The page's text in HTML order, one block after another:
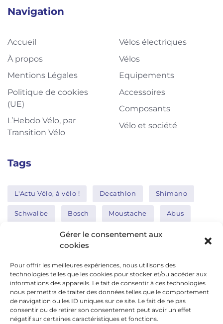
Gérer le consentement aux
cookies
Pour offrir les meilleures expériences, nous utilisons des
technologies telles que les cookies pour stocker et/ou accéder aux
informations des appareils. Le fait de consentir à ces technologies
nous permettra de traiter des données telles que le comportement
de navigation ou les ID uniques sur ce site. Le fait de ne pas
consentir ou de retirer son consentement peut avoir un effet
négatif sur certaines caractéristiques et fonctions.
Navigation
Accueil
À propos
Mentions Légales
Politique de cookies
(UE)
L’Hebdo Vélo, par
Transition Vélo
Vélos électriques
Vélos
Equipements
Accessoires
Composants
Vélo et société
Tags
L'Actu Vélo, à vélo ! Decathlon Shimano
Schwalbe Bosch Moustache Abus
Thule Nakamura
Réseaux sociaux
google news
facebook